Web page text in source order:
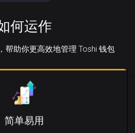
何运作
帮助你更高效地管理 Toshi 钱包
简单易用